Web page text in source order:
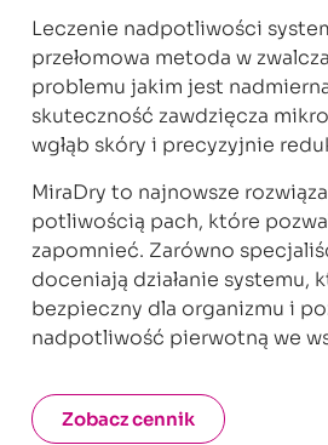
Leczenie nadpotliwości
przełomowa metoda w
problemu jakim jest
skuteczność zawdzięcza
wgłąb skóry i precyzyjnie
MiraDry to najnowsze
potliwością pach, które
zapomnieć. Zarówno
doceniają działanie systemu,
bezpieczny dla organizmu i
nadpotliwość pierwotną we
Zobacz cennik